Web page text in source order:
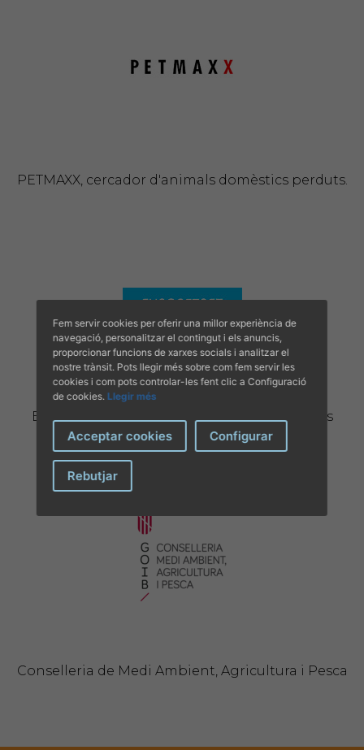
PETMAXX, cercador d'animals domèstics perduts.
EUROPETNET, cercador d'animals domèstics
perduts a Europa.
Conselleria de Medi Ambient, Agricultura i Pesca
Fem servir cookies per oferir una millor experiència de
navegació, personalitzar el contingut i els anuncis,
proporcionar funcions de xarxes socials i analitzar el
nostre trànsit. Pots llegir més sobre com fem servir les
cookies i com pots controlar-les fent clic a Configuració
de cookies. Llegir més
Acceptar cookies Configurar
Rebutjar